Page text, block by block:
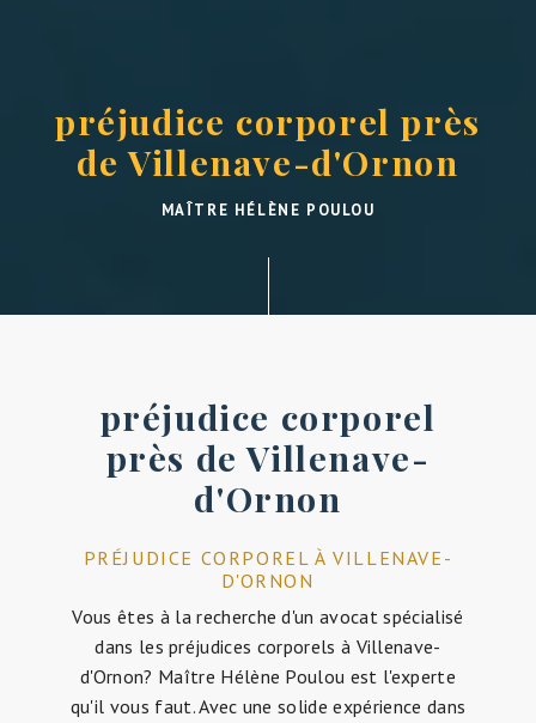
préjudice corporel près
de Villenave-d'Ornon
MAÎTRE HÉLÈNE POULOU
préjudice corporel
près de Villenave-
d'Ornon
PRÉJUDICE CORPOREL À VILLENAVE-
D'ORNON
Vous êtes à la recherche d'un avocat spécialisé
dans les préjudices corporels à Villenave-
d'Ornon? Maître Hélène Poulou est l'experte
qu'il vous faut. Avec une solide expérience dans